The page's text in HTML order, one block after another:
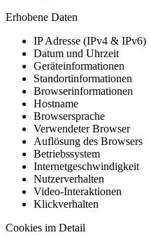
Erhobene Daten
IP Adresse (IPv4 & IPv6)
Datum und Uhrzeit
Geräteinformationen
Standortinformationen
Browserinformationen
Hostname
Browsersprache
Verwendeter Browser
Auflösung des Browsers
Betriebssystem
Internetgeschwindigkeit
Nutzerverhalten
Video-Interaktionen
Klickverhalten
Cookies im Detail